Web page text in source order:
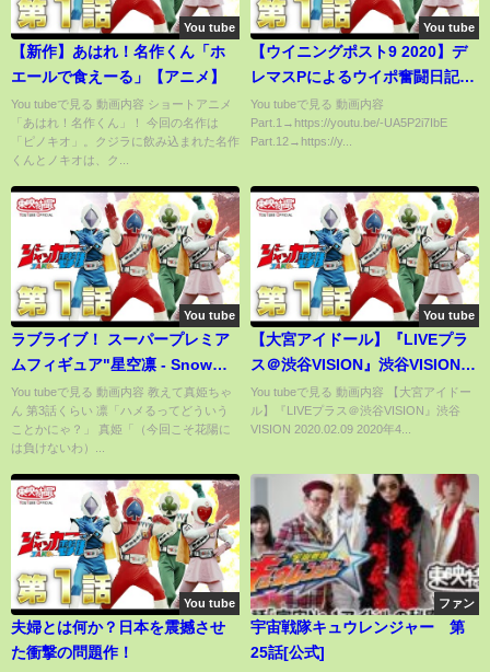
You tube
【新作】あはれ！名作くん「ホ
エールで食えーる」【アニメ】
You tubeで見る 動画内容 ショートアニメ
「あはれ！名作くん」！ 今回の名作は
「ピノキオ」。クジラに飲み込まれた名作
くんとノキオは、ク...
You tube
【ウイニングポスト9 2020】デ
レマスPによるウイポ奮闘日記
Part.11
You tubeで見る 動画内容
Part.1→https://youtu.be/-UA5P2i7IbE
Part.12→https://y...
You tube
ラブライブ！ スーパープレミア
ムフィギュア"星空凛 - Snow
halation"【UFOキャッチャー：
平行棒渡し】
You tubeで見る 動画内容 教えて真姫ちゃ
ん 第3話くらい 凛「ハメるってどういう
ことかにゃ？」 真姫「（今回こそ花陽に
は負けないわ）...
You tube
【大宮アイドール】『LIVEプラ
ス＠渋谷VISION』渋谷VISION
2020.02.09
You tubeで見る 動画内容 【大宮アイドー
ル】『LIVEプラス＠渋谷VISION』渋谷
VISION 2020.02.09 2020年4...
You tube
夫婦とは何か？日本を震撼させ
た衝撃の問題作！
ファン
宇宙戦隊キュウレンジャー 第
25話[公式]